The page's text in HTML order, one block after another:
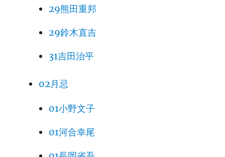
29熊田重邦
29鈴木直吉
31吉田治平
02月忌
01小野文子
01河合幸尾